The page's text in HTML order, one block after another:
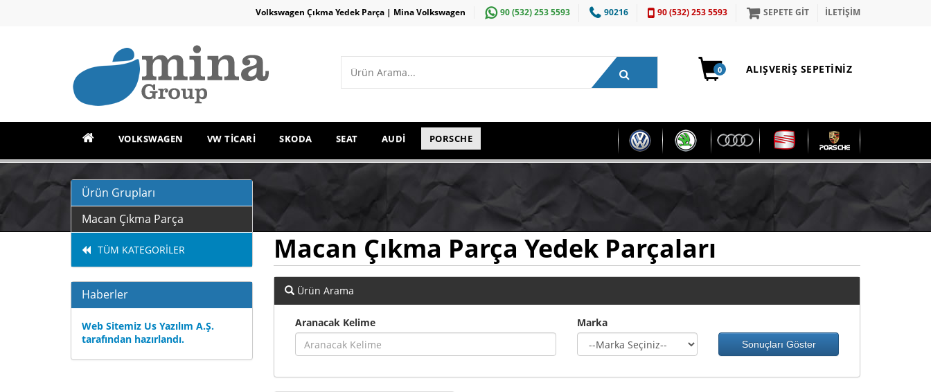
Volkswagen Çıkma Yedek Parça | Mina Volkswagen 90 (532) 253 5593 90216 90 (532) 253 5593 SEPETE GİT İLETİŞİM
0 ALIŞVERIŞ SEPETINIZ
VOLKSWAGEN VW TİCARİ SKODA SEAT AUDİ PORSCHE
Ürün Grupları
Macan Çıkma Parça
TÜM KATEGORİLER
Haberler
Web Sitemiz Us Yazılım A.Ş.
tarafından hazırlandı.
Macan Çıkma Parça Yedek Parçaları
Ürün Arama
Aranacak Kelime Marka